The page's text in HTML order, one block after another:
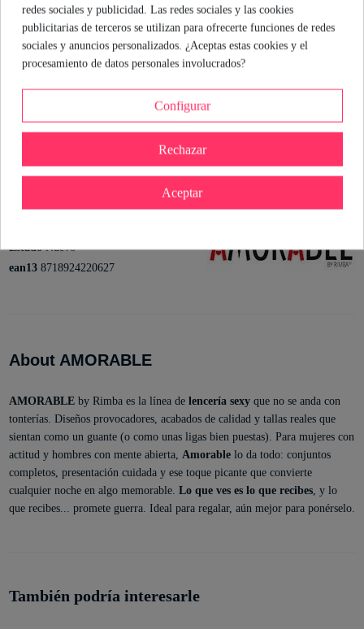
y el tejido de poliamida hacen que resulte cómodo y adaptable,
perfecto para sorprender y sentirte segura en cualquier ocasión.
Cristina Rodriguez
Ver perfil
Detalles del producto
Estado Nuevo
ean13 8718924220627
About AMORABLE
AMORABLEby Rimba es la línea de lencería sexyque no se anda con
tonterías. Diseños provocadores, acabados de calidad y tallas reales que
sientan como un guante (o como unas ligas bien puestas). Para mujeres con
actitud y hombres con mente abierta, Amorablelo da todo: conjuntos
completos, presentación cuidada y ese toque picante que convierte
cualquier noche en algo memorable. Lo que ves es lo que recibes, y lo
que recibes... promete guerra. Ideal para regalar, aún mejor para ponérselo.
También podría interesarle
redes sociales y publicidad. Las redes sociales y las cookies
publicitarias de terceros se utilizan para ofrecerte funciones de redes
sociales y anuncios personalizados. ¿Aceptas estas cookies y el
procesamiento de datos personales involucrados?
Configurar
Rechazar
Aceptar